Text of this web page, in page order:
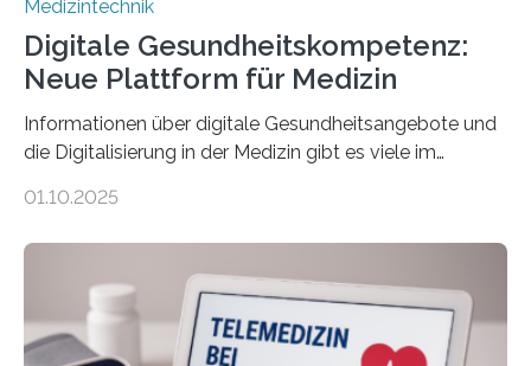
Medizintechnik
Digitale Gesundheitskompetenz:
Neue Plattform für Medizin
Informationen über digitale Gesundheitsangebote und
die Digitalisierung in der Medizin gibt es viele im
seriösen und wissenschaftlich abgesicherten Inhalten?
Forscherinnen der Technischen Universität Dresden
(TUD) richtet sich das Portal sowohl an Patientinnen
und Patienten, aber ebenso an medizinisches
01.10.2025